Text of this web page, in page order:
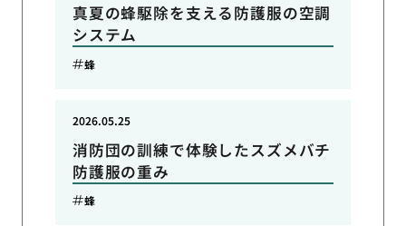
真夏の蜂駆除を支える防護服の空調
システム
蜂
消防団の訓練で体験したスズメバチ
防護服の重み
2026.05.25
蜂